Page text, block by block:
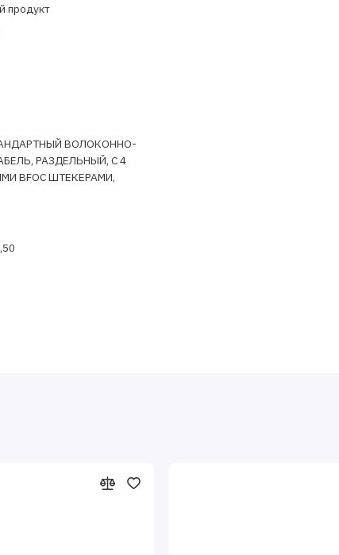
продукт
ВОЛОКОННО-
РАЗДЕЛЬНЫЙ, С 4
BFOC ШТЕКЕРАМИ,